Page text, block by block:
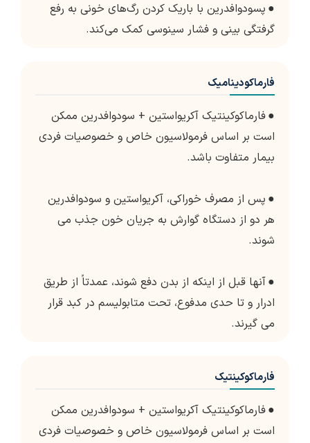
● پسودوافدرین با باریک کردن رگ‌های خونی به رفع
گرفتگی بینی و فشار سینوسی کمک می‌کند.
فارماکودینامیک
●فارماکوکینتیک آکریواستین + سودوافدرین ممکن
است بر اساس فرمولاسیون خاص و خصوصیات فردی
بیمار متفاوت باشد.
● پس از مصرف خوراکی، آکریواستین و سودوافدرین
هر دو از دستگاه گوارش به جریان خون جذب می
شوند.
●آنها قبل از اینکه از بدن دفع شوند، عمدتاً از طریق
ادرار و تا حدی مدفوع، تحت متابولیسم در کبد قرار
می گیرند.
فارماکوکینتیک
●فارماکوکینتیک آکریواستین + سودوافدرین ممکن
است بر اساس فرمولاسیون خاص و خصوصیات فردی